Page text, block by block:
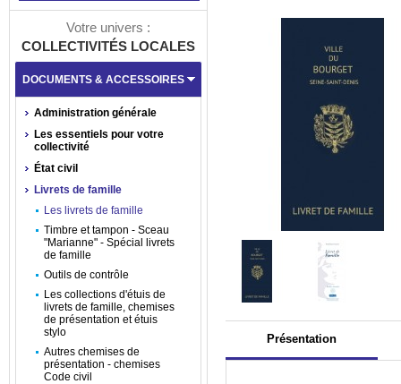
Présentation
Votre univers :
COLLECTIVITÉS LOCALES
DOCUMENTS & ACCESSOIRES
Administration générale
Les essentiels pour votre
collectivité
État civil
Livrets de famille
Les livrets de famille
Timbre et tampon - Sceau
"Marianne" - Spécial livrets
de famille
Outils de contrôle
Les collections d'étuis de
livrets de famille, chemises
de présentation et étuis
stylo
Autres chemises de
présentation - chemises
Code civil